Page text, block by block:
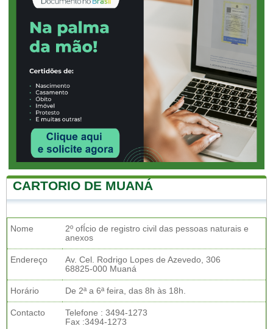
CARTORIO DE MUANÁ
Nome
2º ofÍcio de registro civil das pessoas naturais e
anexos
Endereço
Av. Cel. Rodrigo Lopes de Azevedo, 306
68825-000 Muaná
Horário De 2ª a 6ª feira, das 8h às 18h.
Contacto
Telefone : 3494-1273
Fax :3494-1273